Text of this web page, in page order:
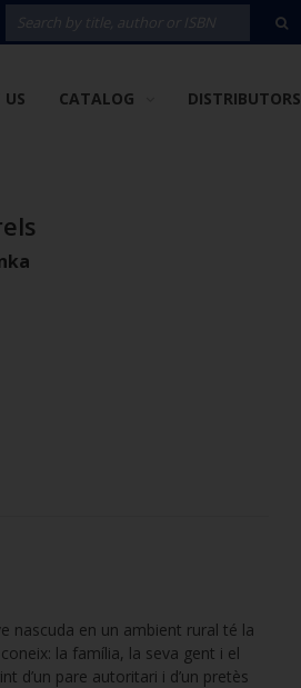
CATALOG DISTRIBUTORS
nascuda en un ambient rural té la
la família, la seva gent i el
d’un pare autoritari i d’un pretès